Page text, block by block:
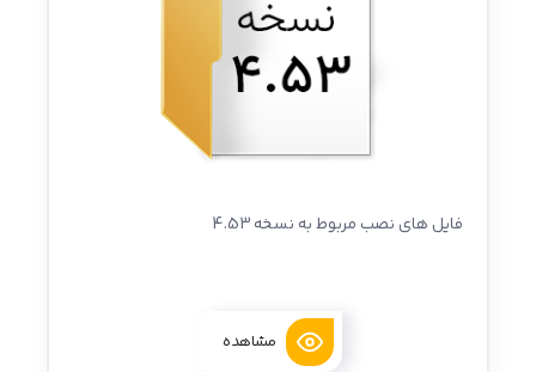
فایل های نصب مربوط به نسخه 4.53
مشاهده